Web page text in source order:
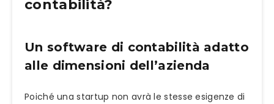
contabilità?
Un software di contabilità adatto
alle dimensioni dell’azienda
Poiché una startup non avrà le stesse esigenze di